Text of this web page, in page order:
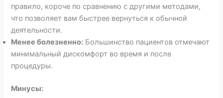
правило, короче по сравнению с другими методами,
что позволяет вам быстрее вернуться к обычной
деятельности.
Менее болезненно: Большинство пациентов отмечают
минимальный дискомфорт во время и после
процедуры.
Минусы: